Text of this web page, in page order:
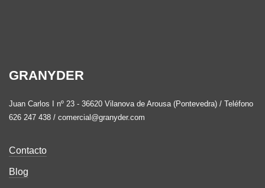
GRANYDER
Juan Carlos I nº 23 - 36620 Vilanova de Arousa (Pontevedra) / Teléfono
626 247 438 / comercial@granyder.com
Contacto
Blog